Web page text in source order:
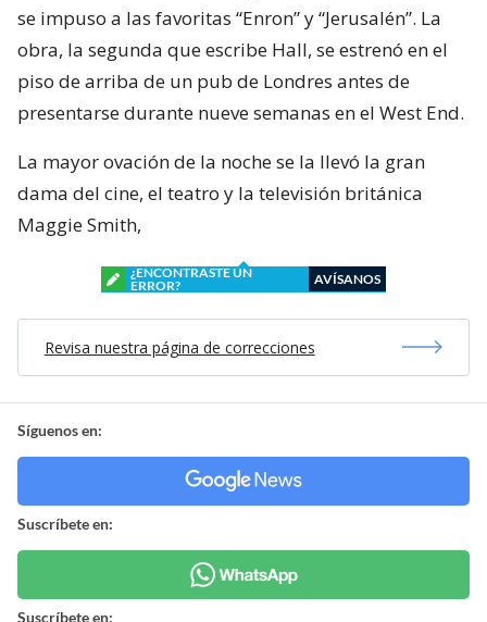
se impuso a las favoritas “Enron” y “Jerusalén”. La
obra, la segunda que escribe Hall, se estrenó en el
piso de arriba de un pub de Londres antes de
presentarse durante nueve semanas en el West End.
La mayor ovación de la noche se la llevó la gran
dama del cine, el teatro y la televisión británica
Maggie Smith,
¿ENCONTRASTE UN
ERROR?
AVÍSANOS
Revisa nuestra página de correcciones
Síguenos en:
Suscríbete en:
Suscríbete en: